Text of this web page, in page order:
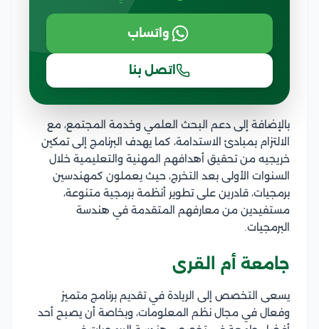
واتساب
اتصل بنا
بالإضافة إلى دعم البحث العلمي وخدمة المجتمع، مع
الالتزام بمبادئ الاستدامة، كما يهدف البرنامج إلى تمكين
خريجيه من تحقيق أهدافهم المهنية والتعليمية خلال
السنوات الأولى بعد التخرج، حيث يعملون كمهندسين
برمجيات، قادرين على تطوير أنظمة برمجية متنوعة،
مستفيدين من معارفهم المتقدمة في هندسة
البرمجيات.
جامعة أم القرى
يسعى التخصص إلى الريادة في تقديم برنامج متميز
وفعال في مجال نظم المعلومات، وبخاصة أن يصبح أحد